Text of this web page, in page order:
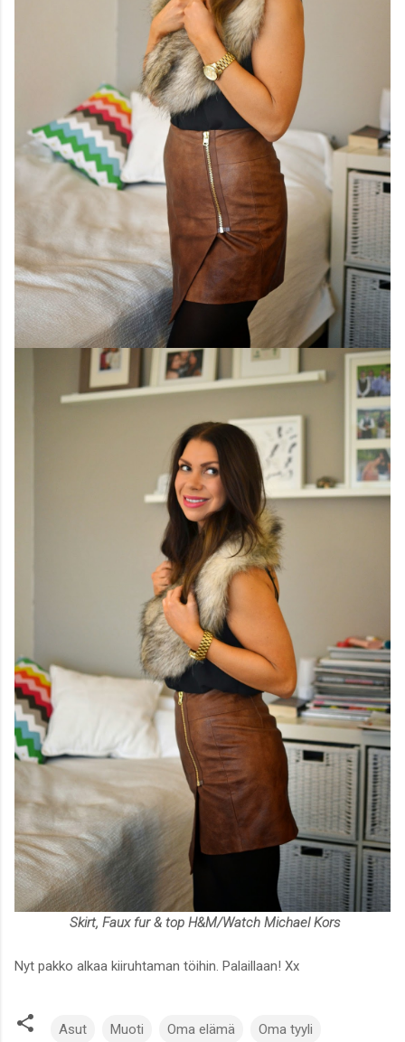
Skirt, Faux fur & top H&M/Watch Michael Kors
Nyt pakko alkaa kiiruhtaman töihin. Palaillaan! Xx
Asut Muoti Oma elämä Oma tyyli